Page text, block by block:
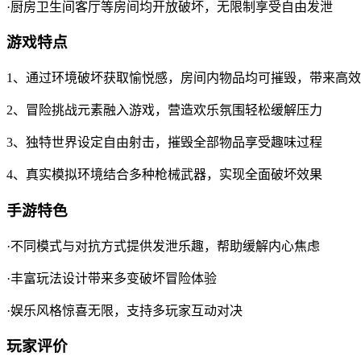
·厨房卫生间客厅等房间均开放破坏，无限制享受自由发泄
游戏特点
1、通过环境破坏获取愉悦感，房间内物品均可摧毁，带来高
2、冒险挑战元素融入游戏，营造欢乐氛围轻松缓解压力
3、独特世界设定自由射击，摧毁全部物品享受趣味过程
4、真实模拟环境结合多种枪械武器，实现全面破坏效果
手游特色
·不同模式与对抗方式提供发泄乐趣，帮助缓解内心焦虑
·丰富玩法设计带来多变破坏冒险体验
·娱乐风格惊喜无限，支持多玩家互动对决
玩家评价